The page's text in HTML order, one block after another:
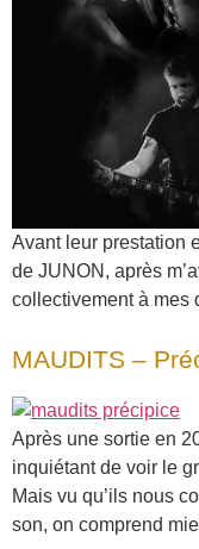
Avant leur prestation
de JUNON, après
collectivement à mes
MAUDITS –
Après une sortie en
inquiétant de voir le
Mais vu qu’ils nous
son, on comprend